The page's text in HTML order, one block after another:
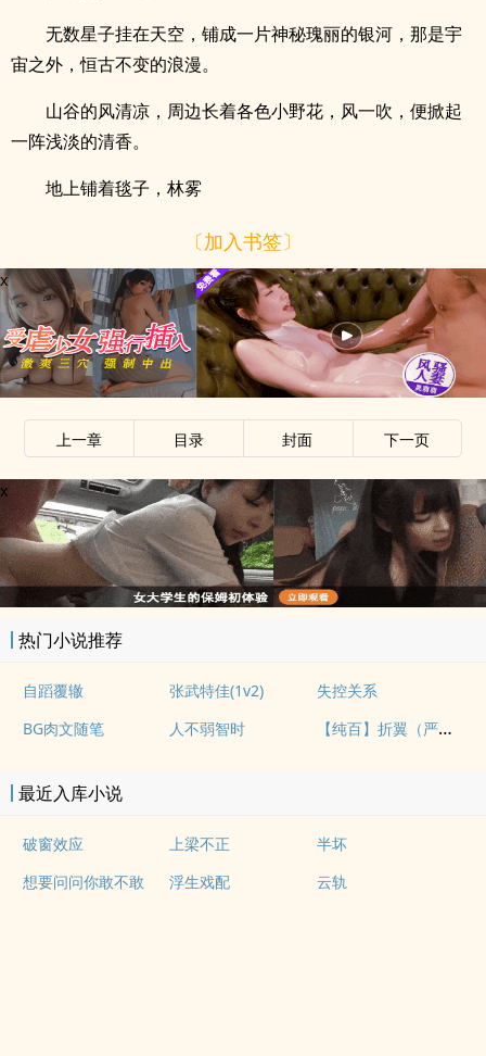
无数星子挂在天空，铺成一片神秘瑰丽的银河，那是宇
宙之外，恒古不变的浪漫。
山谷的风清凉，周边长着各色小野花，风一吹，便掀起
一阵浅淡的清香。
地上铺着毯子，林雾
〔加入书签〕
x
上一章 目录 封面 下一页
x
热门小说推荐
自蹈覆辙 张武特佳(1v2)
失控关系
BG肉文随笔
人不弱智时 【纯百】折翼（严厉上司是小鸟）
最近入库小说
破窗效应 上梁不正
半坏
想要问问你敢不敢
浮生戏配 云轨